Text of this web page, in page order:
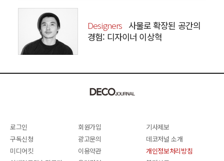
Designers 사물로 확장된 공간의
경험: 디자이너 이상혁
로그인 회원가입
기사제보
구독신청
광고문의
데코저널 소개
미디어킷
이용약관
개인정보처리방침